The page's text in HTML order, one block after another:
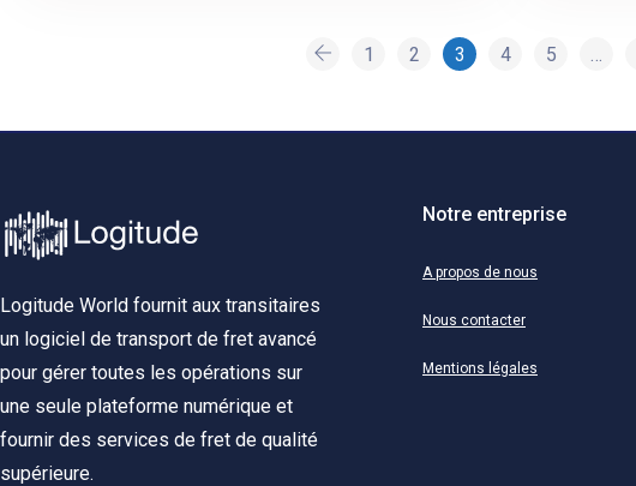
1 2 3 4 5 …
Logitude World fournit aux transitaires
un logiciel de transport de fret avancé
pour gérer toutes les opérations sur
une seule plateforme numérique et
fournir des services de fret de qualité
supérieure.
Notre entreprise
A propos de nous
Nous contacter
Mentions légales